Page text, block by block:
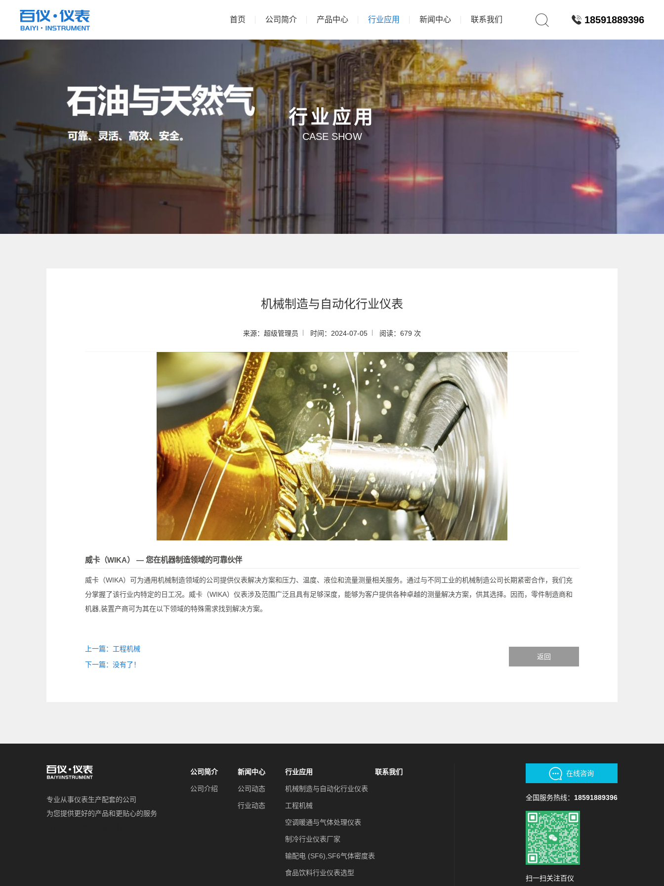
首页 公司简介 产品中心 行业应用 新闻中心 联系我们 18591889396
行业应用
CASE SHOW
机械制造与自动化行业仪表
来源：超级管理员 时间：2024-07-05 阅读：679 次
威卡（WIKA） — 您在机器制造领域的可靠伙伴
威卡（WIKA）可为通用机械制造领域的公司提供仪表解决方案和压力、温度、液位和流量测量相关服务。通过与不同工业的机械制造公司长期紧密合作，我们充
分掌握了该行业内特定的日工况。威卡（WIKA）仪表涉及范围广泛且具有足够深度，能够为客户提供各种卓越的测量解决方案，供其选择。因而，零件制造商和
机器,装置产商可为其在以下领域的特殊需求找到解决方案。
上一篇：工程机械
下一篇：没有了！
返回
专业从事仪表生产配套的公司
为您提供更好的产品和更贴心的服务
公司简介
公司介绍
新闻中心
公司动态
行业动态
行业应用
机械制造与自动化行业仪表
工程机械
空调暖通与气体处理仪表
制冷行业仪表厂家
输配电 (SF6),SF6气体密度表
食品饮料行业仪表选型
联系我们 在线咨询
全国服务热线： 18591889396
扫一扫关注百仪